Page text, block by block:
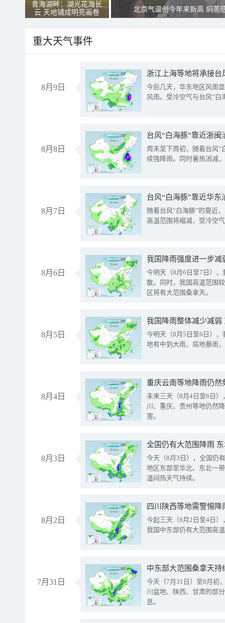
青海湖畔：湖光花海长
云 天地铺成明亮画卷
北京气温创今年来新高 焖蒸
重大天气事件
8月9日
浙江上海等地将承接台
今后几天，华东地区风雨
风雨。受冷空气与台风“白
8月8日
台风“白海豚”靠近浙
周末至下周初，随着台风“
续强降雨。同时暑热消减
8月7日
台风“白海豚”靠近华
随着台风“白海豚”的靠近
高温范围将缩减，受冷空
8月6日
今明天（8月6日至7日）
散。同时，我国高温范围
区将有大范围桑拿天。
8月5日
我国降雨整体减少减弱
今明天（8月5日至6日）
地有中到大雨，局地暴雨
8月4日
重庆云南等地降雨仍然
未来三天（8月4日至6日
川、重庆、贵州等地仍然
害。
8月3日
全国仍有大范围降雨
今天（8月3日），全国仍
地区东部至华北、东北一
温闷热天气持续。
8月2日
今起三天（8月2日至4日
我国中东部仍有大范围高
7月31日
中东部大范围桑拿天
今天（7月31日）至8月初
川盆地、陕西、甘肃的部
息。